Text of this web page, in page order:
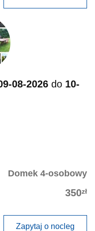
08-2026 do 10-
Domek 4-osobowy
350zł
Zapytaj o nocleg